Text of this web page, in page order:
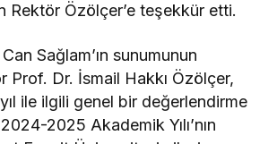
Rektör Özölçer’e teşekkür etti.
Sağlam’ın sunumunun
Prof. Dr. İsmail Hakkı Özölçer,
ile ilgili genel bir değerlendirme
2025 Akademik Yılı’nın